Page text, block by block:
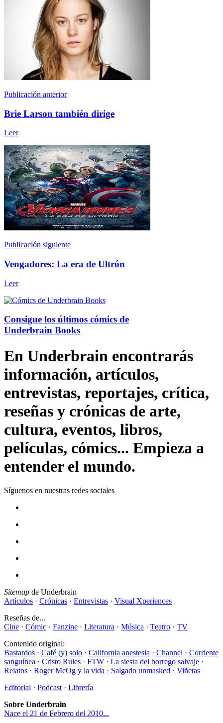
Publicación anterior
Brie Larson también dirige
Leer
Publicación siguiente
Vengadores: La era de Ultrón
Leer
Consigue los últimos cómics de
Underbrain Books
En Underbrain encontrarás
información, artículos,
entrevistas, reportajes, crítica,
reseñas y crónicas de arte,
cultura, eventos, libros,
películas, cómics... Empieza a
entender el mundo.
Síguenos en nuestras redes sociales
Sitemap de Underbrain
Artículos · Crónicas · Entrevistas · Visual Xperiences
Reseñas de...
Cine · Cómic · Fanzine · Literatura · Música · Teatro · TV
Contenido original:
Bastardos · Café (y) solo · California anestesia · Channel · Corriente
sanguínea · Cristo Rules · FTW · La siesta del borrego salvaje ·
Relatos · Roger McOg y la vida · Salgado unmasked · Viñetas
Editorial · Podcast · Librería
Sobre Underbrain
Nace el 21 de Febrero del 2010...